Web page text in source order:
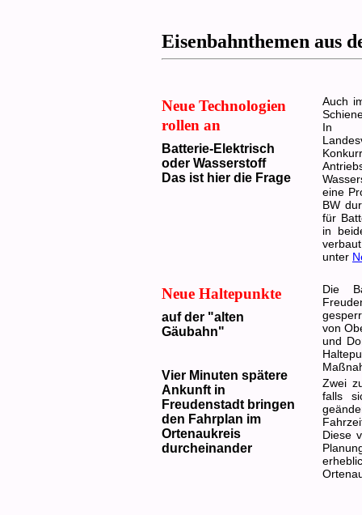
Eisenbahnthemen aus
Neue Technologien
rollen an
Batterie-Elektrisch
oder Wasserstoff
Das ist hier die Frage
Auch
In
eine
BW
für
in
unter
Neue Haltepunkte
auf der "alten
Gäubahn"
Vier Minuten spätere
Ankunft in
Freudenstadt bringen
den Fahrplan im
Ortenaukreis
durcheinander
Die
von
und
Zwei
falls
Diese